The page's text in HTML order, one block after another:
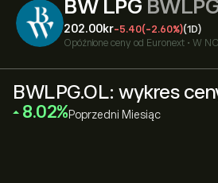
BW LPG
202.00‎kr‎-5.40(-2.60%)(1D)
Opóźnione ceny od Euronext • W
BWLPG.OL: wykres
‎8.02‎ Poprzedni Miesiąc